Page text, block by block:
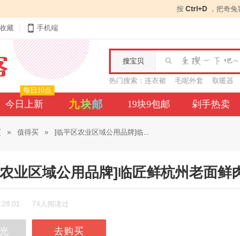
按 Ctrl+D ，把奇
藏 手机端
搜宝贝
热门搜索： 连衣裙 毛呢外套 取暖器
今日上新
每日10点
九块邮 19块9包邮 剁手热卖
» 值得买 » [临平区农业区域公用品牌]临...
业区域公用品牌]临匠鲜杭州老面鲜
74人阅读过
去购买